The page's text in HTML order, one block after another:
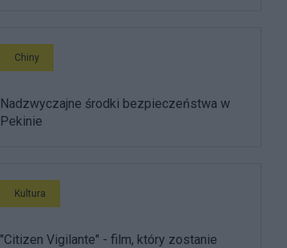
Chiny
Nadzwyczajne środki bezpieczeństwa w
Pekinie
Kultura
"Citizen Vigilante" - film, który zostanie